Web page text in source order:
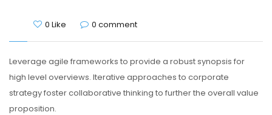
0 Like 0 comment
Leverage agile frameworks to provide a robust synopsis for
high level overviews. Iterative approaches to corporate
strategy foster collaborative thinking to further the overall value
proposition.